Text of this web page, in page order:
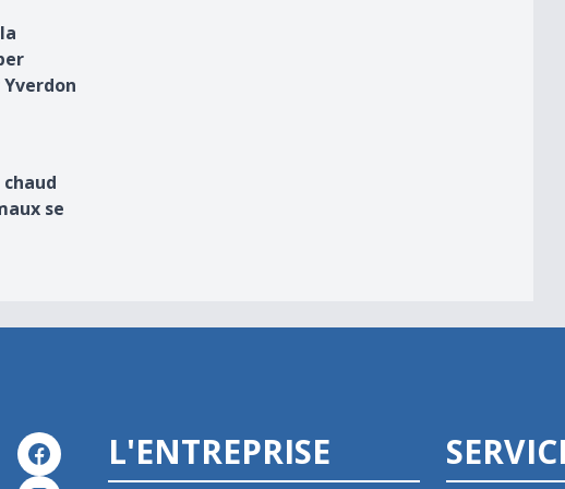
pour Yverdon Féminin
multiplient
chaud
se
L'ENTREPRISE